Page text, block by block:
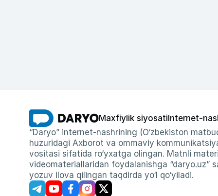
Maxfiylik siyosati Internet-
“Daryo” internet-nashrining (O‘zbekiston
huzuridagi Axborot va ommaviy
vositasi sifatida ro‘yxatga olingan. Matnli
videomateriallaridan foydalanishga “daryo.uz”
yozuv ilova qilingan taqdirda yo‘l qo‘yiladi.